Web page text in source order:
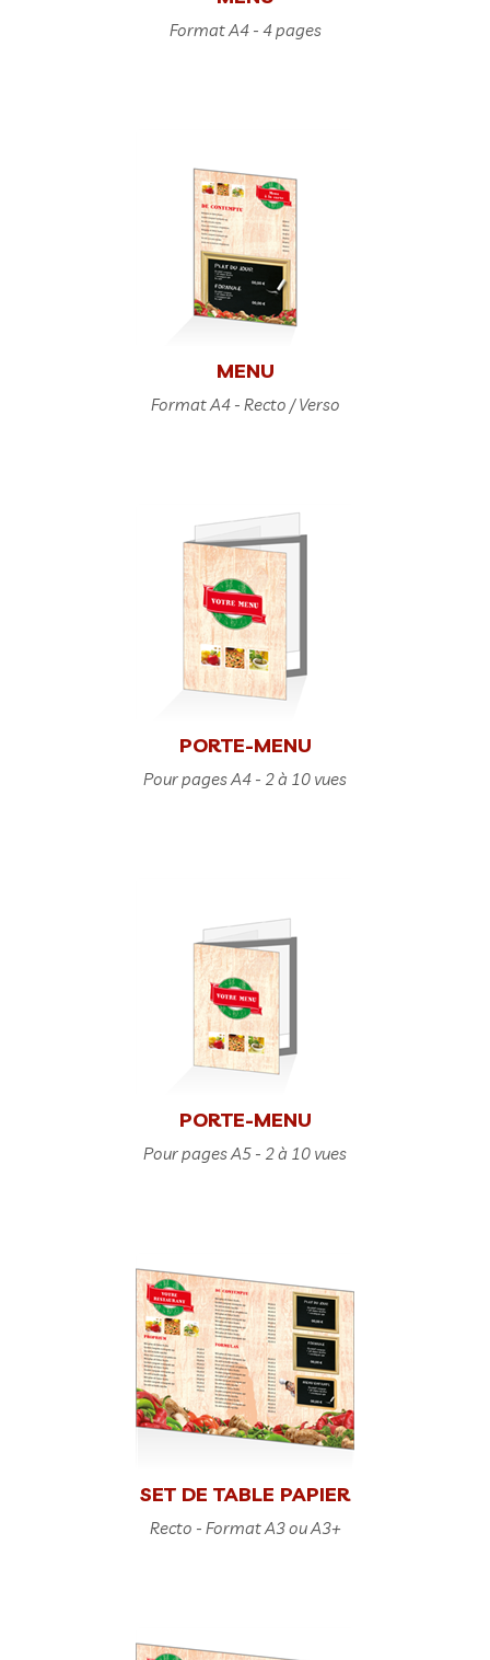
Format A4 - 4 pages
MENU
Format A4 - Recto / Verso
PORTE-MENU
Pour pages A4 - 2 à 10 vues
PORTE-MENU
Pour pages A5 - 2 à 10 vues
SET DE TABLE PAPIER
Recto - Format A3 ou A3+